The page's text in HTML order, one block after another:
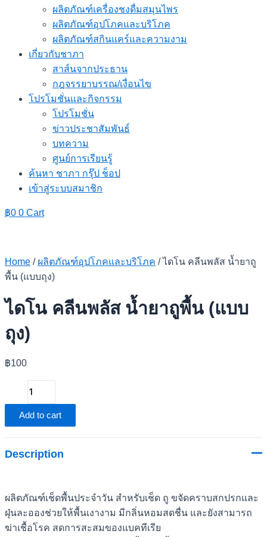
ผลิตภัณฑ์เครื่องชงดื่มสมุนไพร
ผลิตภัณฑ์อุปโภคและบริโภค
ผลิตภัณฑ์สกินแคร์และความงาม
เกี่ยวกับชาภา
สาส์นจากประธาน
กฎจรรยาบรรณ/เงื่อนไข
โปรโมชั่นและกิจกรรม
โปรโมชั่น
ข่าวประชาสัมพันธ์
บทความ
ศูนย์การเรียนรู้
ค้นหา ชาภา กรุ๊ป ช็อป
เข้าสู่ระบบสมาชิก
฿0 0 Cart
Home / ผลิตภัณฑ์อุปโภคและบริโภค / ไดโน คลีนพลัส น้ำยาถู
พื้น (แบบถุง)
ไดโน คลีนพลัส น้ำยาถูพื้น (แบบ
ถุง)
฿100
คลี
(แบบ
ถุง)
quantity
Add to cart
Description
ผลิตภัณฑ์เช็ดพื้นประจำวัน สำหรับเช็ด ถู ขจัดคราบสกปรกและ
ฝุ่นละอองช่วยให้พื้นเงางาม มีกลิ่นหอมสดชื่น และยังสามารถ
ฆ่าเชื้อโรค สดการสะสมของแบคทีเรีย